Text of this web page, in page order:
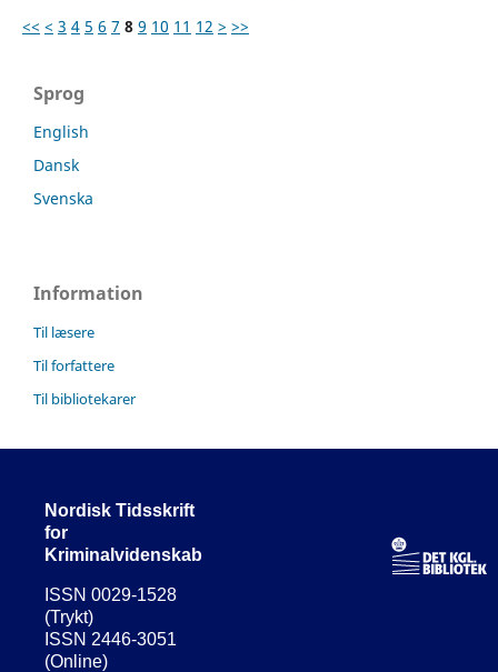
<< < 3 4 5 6 7 8 9 10 11 12 > >>
Sprog
English
Dansk
Svenska
Information
Til læsere
Til forfattere
Til bibliotekarer
Nordisk Tidsskrift
for
Kriminalvidenskab
ISSN 0029-1528
(Trykt)
ISSN 2446-3051
(Online)